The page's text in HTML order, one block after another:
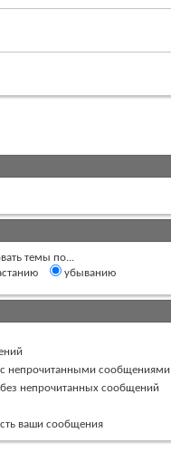
темы по...
убыванию
непрочитанными сообщениями
непрочитанных сообщений
ваши сообщения